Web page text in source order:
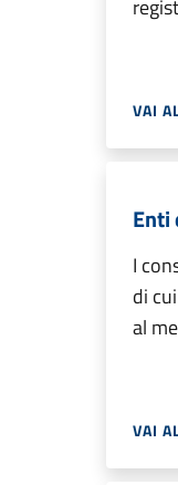
VAI
Enti
I
di
al
VAI